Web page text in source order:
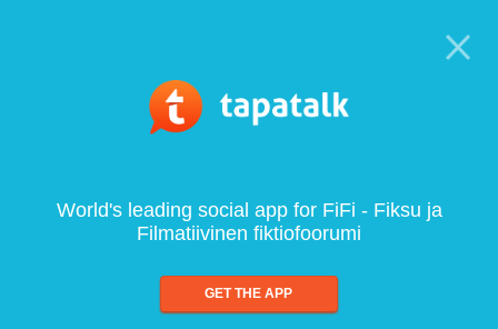
World's leading social app for FiFi - Fiksu ja
Filmatiivinen fiktiofoorumi
GET THE APP